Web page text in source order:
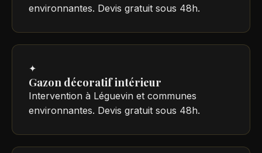
environnantes. Devis gratuit sous 48h.
✦
Gazon décoratif intérieur
Intervention à Léguevin et communes
environnantes. Devis gratuit sous 48h.